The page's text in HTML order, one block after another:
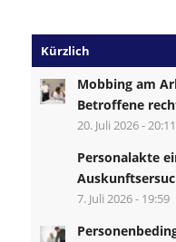
Kürzlich
Mobbing am
Betroffene
20. Juli 2026 - 20:11
Personalakte
7. Juli 2026 - 19:59